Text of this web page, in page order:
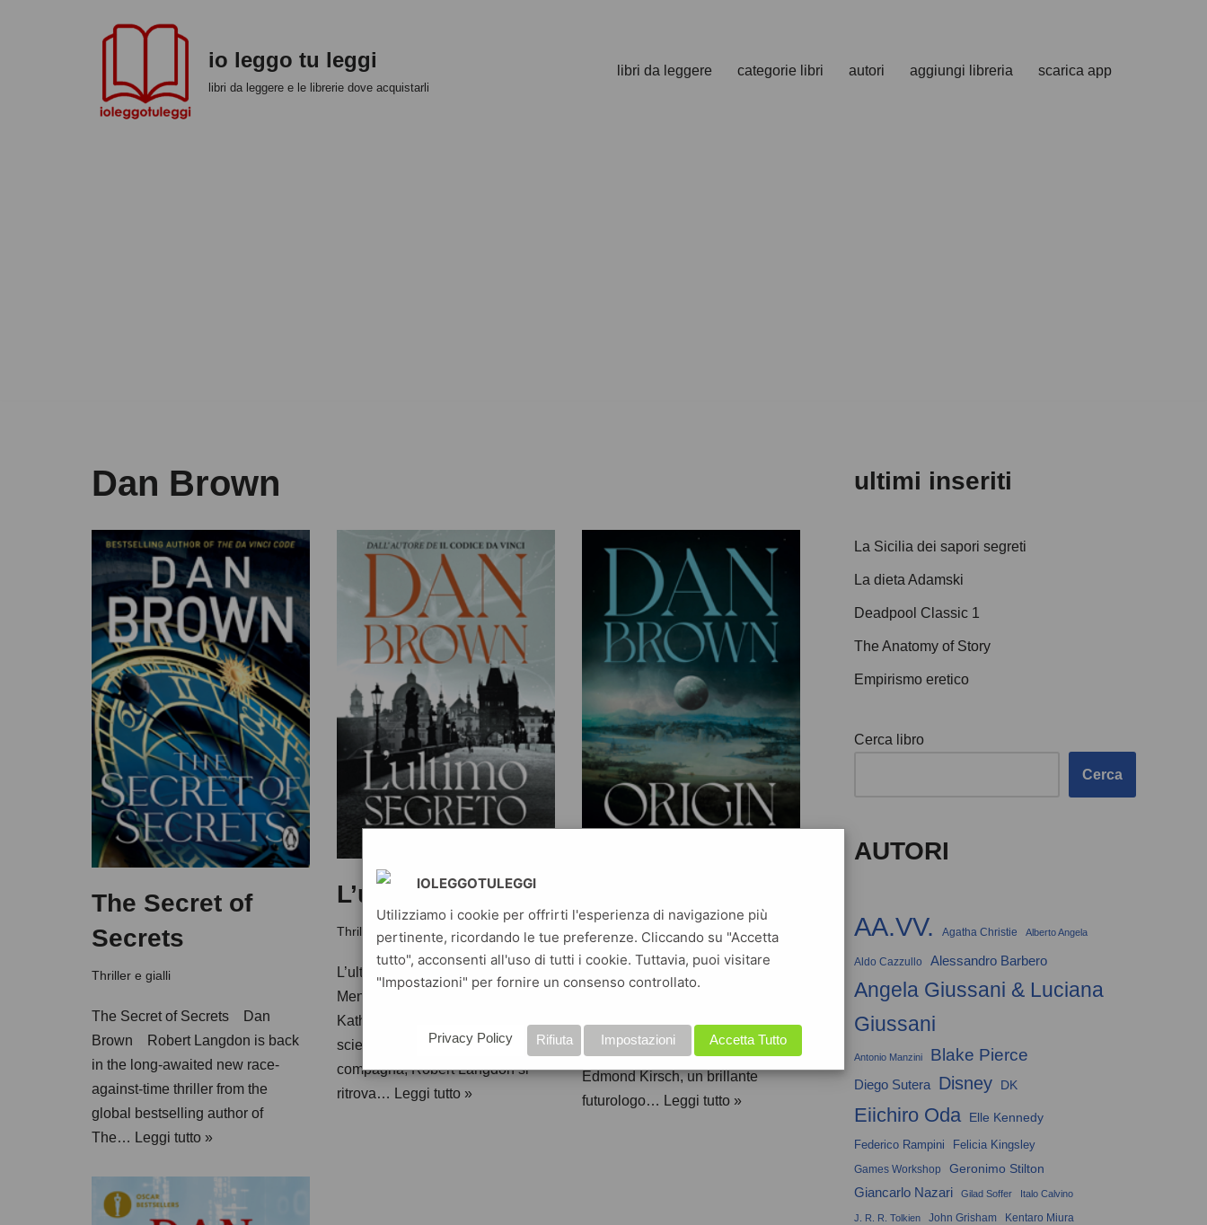
io leggo tu leggi
libri da leggere e le librerie dove acquistarli
libri da leggere categorie libri autori aggiungi libreria scarica app
Dan Brown
The Secret of
Secrets
Thriller e gialli
The Secret of Secrets Dan
Brown Robert Langdon is back
in the long-awaited new race-
against-time thriller from the
global bestselling author of
The… Leggi tutto »
L’ultimo segreto
Thriller e gialli
L’ultimo segreto Dan Brown
Mentre si trova a Praga con
Katherine Solomon, studiosa di
scienze noetiche e sua
compagna, Robert Langdon si
ritrova… Leggi tutto »
Thriller e gialli
Origin Dan Brown Robert
di Bilbao per assistere a una
conferenza dell’ex studente
Edmond Kirsch, un brillante
futurologo… Leggi tutto »
ultimi inseriti
La Sicilia dei sapori segreti
La dieta Adamski
Deadpool Classic 1
The Anatomy of Story
Empirismo eretico
Cerca libro
Cerca
AUTORI
AA.VV. Agatha Christie Alberto Angela
Aldo Cazzullo Alessandro Barbero
Angela Giussani & Luciana
Giussani
Antonio Manzini Blake Pierce
Diego Sutera Disney DK
Eiichiro Oda Elle Kennedy
Federico Rampini
Felicia Kingsley
Games Workshop
Geronimo Stilton
Giancarlo Nazari
Gilad Soffer Italo Calvino
J. R. R. Tolkien John Grisham Kentaro Miura
IOLEGGOTULEGGI
Utilizziamo i cookie per offrirti l'esperienza di navigazione più
pertinente, ricordando le tue preferenze. Cliccando su "Accetta
tutto", acconsenti all'uso di tutti i cookie. Tuttavia, puoi visitare
"Impostazioni" per fornire un consenso controllato.
Accetta Tutto
Impostazioni
Rifiuta
Privacy Policy